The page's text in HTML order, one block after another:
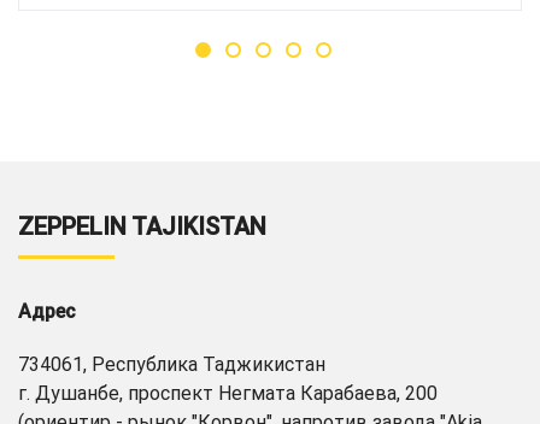
ZEPPELIN TAJIKISTAN
Адрес
734061, Республика Таджикистан
г. Душанбе, проспект Негмата Карабаева, 200